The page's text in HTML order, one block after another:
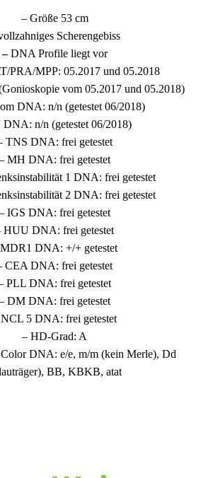
– Größe 53 cm
Scherengebiss
–DNA Profile liegt vor
PRA/MPP: 05.2017 und 05.2018
vom 05.2017 und 05.2018)
DNA: n/n (getestet 06/2018)
DNA: n/n (getestet 06/2018)
TNS DNA: frei getestet
MH DNA: frei getestet
1 DNA: frei getestet
2 DNA: frei getestet
IGS DNA: frei getestet
HUU DNA: frei getestet
DNA: +/+ getestet
CEA DNA: frei getestet
PLL DNA: frei getestet
DM DNA: frei getestet
5 DNA: frei getestet
– HD-Grad: A
DNA: e/e, m/m (kein Merle), Dd
BB, KBKB, atat